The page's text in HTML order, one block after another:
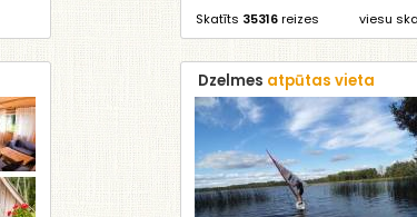
Skatīts 35316reizes viesu
Dzelmes atpūtas vieta